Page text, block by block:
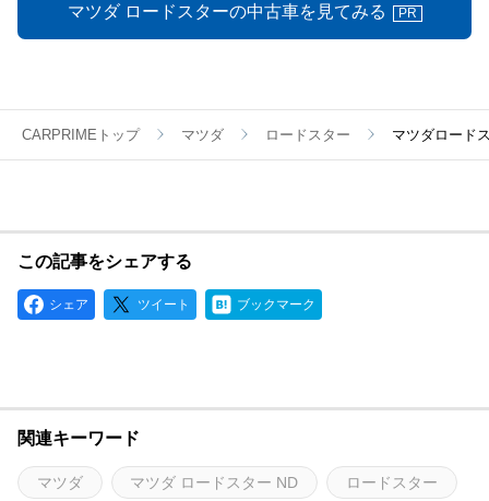
マツダ ロードスターの中古車を見てみる PR
CARPRIMEトップ マツダ ロードスター マツダロード
この記事をシェアする
シェア ツイート ブックマーク
関連キーワード
マツダ マツダ ロードスター ND ロードスター